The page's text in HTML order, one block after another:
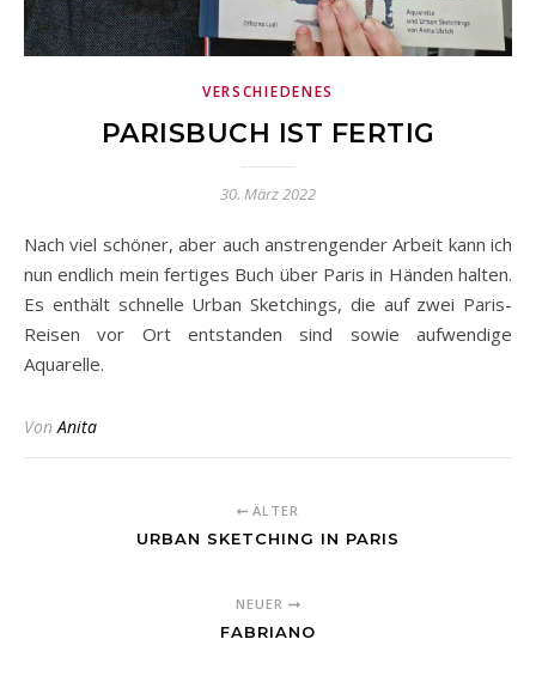
VERSCHIEDENES
PARISBUCH IST FERTIG
30. März 2022
Nach viel schöner, aber auch anstrengender Arbeit kann ich
nun endlich mein fertiges Buch über Paris in Händen halten.
Es enthält schnelle Urban Sketchings, die auf zwei Paris-
Reisen vor Ort entstanden sind sowie aufwendige
Aquarelle.
VonAnita
ÄLTER
URBAN SKETCHING IN PARIS
NEUER
FABRIANO